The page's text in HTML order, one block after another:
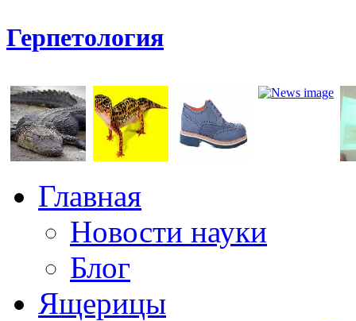
Герпетология
Главная
Новости науки
Блог
Ящерицы